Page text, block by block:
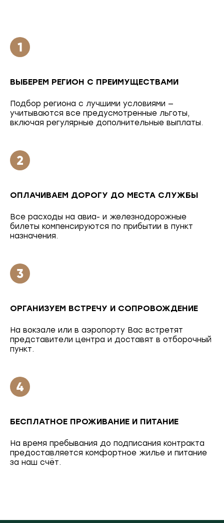
ВЫБЕРЕМ РЕГИОН С ПРЕИМУЩЕСТВАМИ
Подбор региона с лучшими условиями —
учитываются все предусмотренные льготы,
включая регулярные дополнительные выплаты.
ОПЛАЧИВАЕМ ДОРОГУ ДО МЕСТА СЛУЖБЫ
Все расходы на авиа- и железнодорожные
билеты компенсируются по прибытии в пункт
назначения.
ОРГАНИЗУЕМ ВСТРЕЧУ И СОПРОВОЖДЕНИЕ
На вокзале или в аэропорту Вас встретят
представители центра и доставят в отборочный
пункт.
БЕСПЛАТНОЕ ПРОЖИВАНИЕ И ПИТАНИЕ
На время пребывания до подписания контракта
предоставляется комфортное жилье и питание
за наш счёт.